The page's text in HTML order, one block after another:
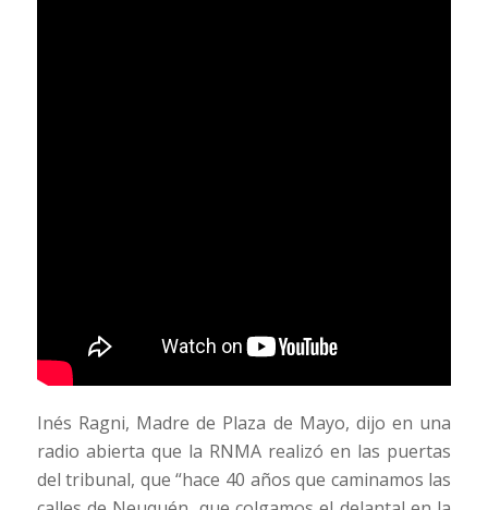
Inés Ragni, Madre de Plaza de Mayo, dijo en una
radio abierta que la RNMA realizó en las puertas
del tribunal, que “hace 40 años que caminamos las